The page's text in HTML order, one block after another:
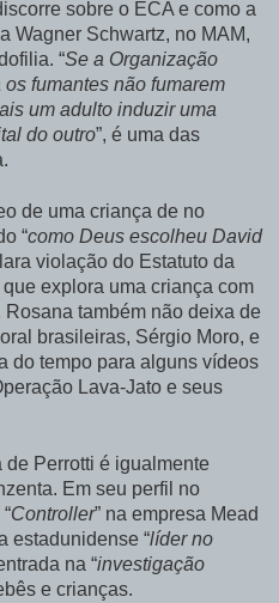
sobre o ECA e como a
Wagner Schwartz, no MAM,
“Se a Organização
fumantes não fumarem
um adulto induzir uma
do outro”, é uma das
de uma criança de no
“como Deus escolheu David
violação do Estatuto da
explora uma criança com
também não deixa de
brasileiras, Sérgio Moro, e
do tempo para alguns vídeos
Lava-Jato e seus
de Perrotti é igualmente
Em seu perfil no
Controller” na empresa Mead
estadunidense “líder no
na “investigação
e crianças.